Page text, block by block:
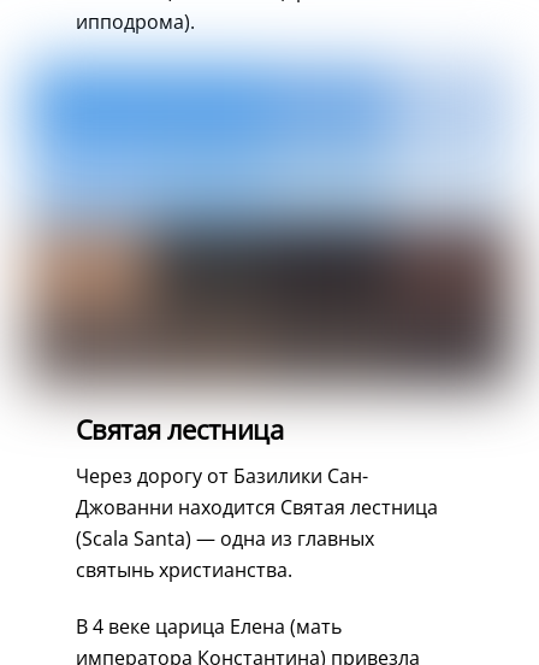
ипподрома).
Святая лестница
Через дорогу от Базилики Сан-
Джованни находится Святая лестница
(Scala Santa) — одна из главных
святынь христианства.
В 4 веке царица Елена (мать
императора Константина) привезла